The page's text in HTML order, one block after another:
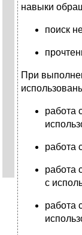
навыки
поиск
При
работа
работа
работа
с
работа